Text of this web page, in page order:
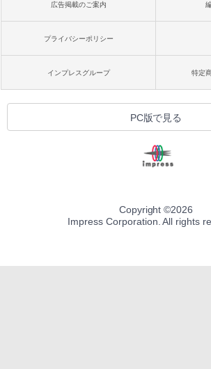
広告掲載のご案内
プライバシーポリシー
インプレスグループ 特定
PC版で見る
Copyright ©2026
Impress Corporation. All rights